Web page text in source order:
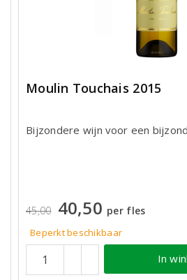
Moulin Touchais 2015
Bijzondere wijn voor een
45,00 40,50 per fles
Beperkt beschikbaar
In